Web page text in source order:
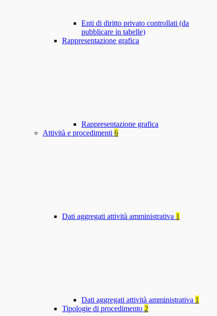
Enti di diritto privato controllati (da
pubblicare in tabelle)
Rappresentazione grafica
Rappresentazione grafica
Attività e procedimenti 6
Dati aggregati attività amministrativa 1
Dati aggregati attività amministrativa 1
Tipologie di procedimento 2